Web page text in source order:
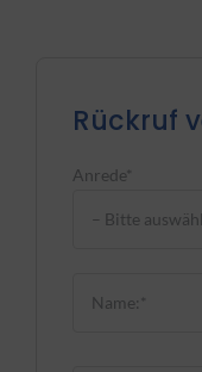
Rückruf
Anrede*